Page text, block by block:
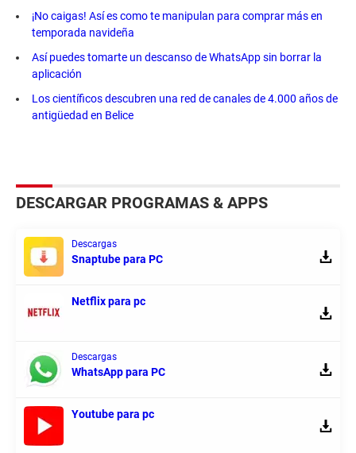
¡No caigas! Así es como te manipulan para comprar más en
temporada navideña
Así puedes tomarte un descanso de WhatsApp sin borrar la
aplicación
Los científicos descubren una red de canales de 4.000 años de
antigüedad en Belice
DESCARGAR PROGRAMAS & APPS
Descargas
Snaptube para PC
Netflix para pc
Descargas
WhatsApp para PC
Youtube para pc